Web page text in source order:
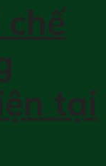
tại